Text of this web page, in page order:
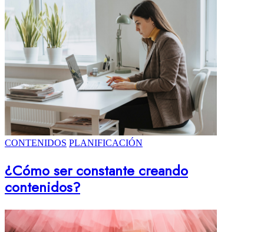
CONTENIDOS PLANIFICACIÓN
¿Cómo ser constante creando
contenidos?